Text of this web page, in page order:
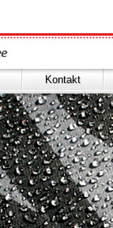
Kontakt